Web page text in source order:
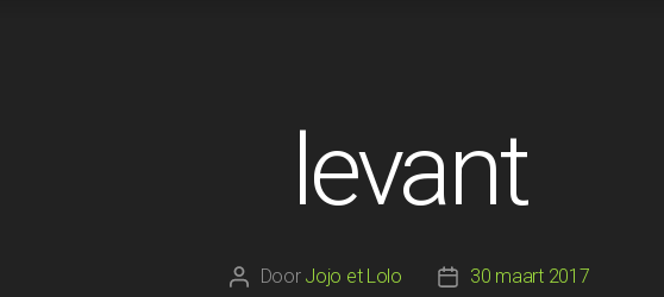
levant
Berichtauteur
Door Jojo et Lolo Berichtdatum
30 maart 2017